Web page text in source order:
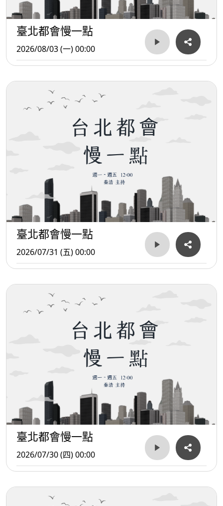
臺北都會慢一點
2026/08/03 (一) 00:00
臺北都會慢一點
2026/07/31 (五) 00:00
臺北都會慢一點
2026/07/30 (四) 00:00